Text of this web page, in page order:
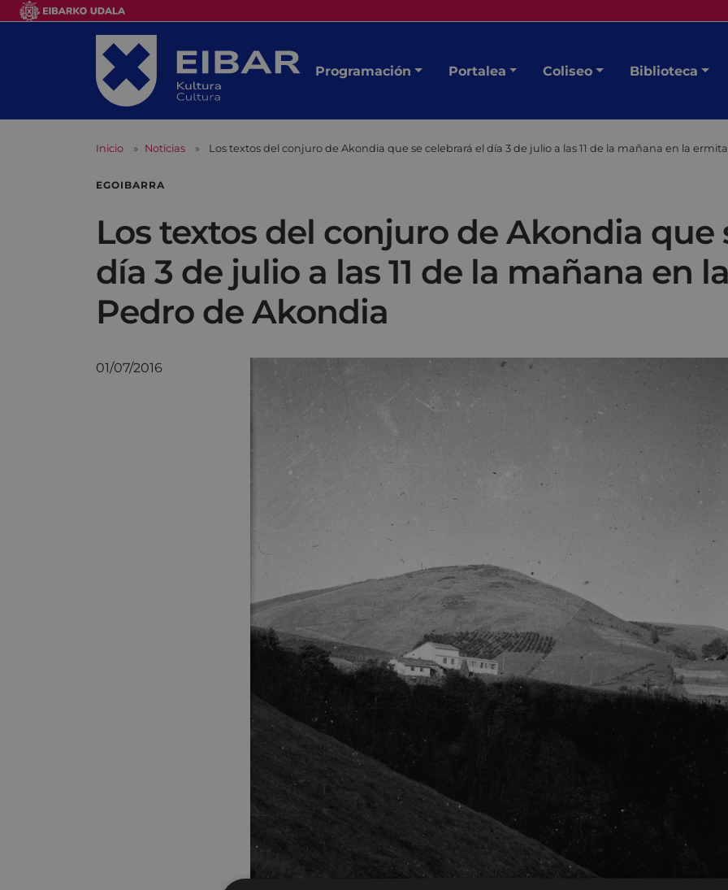
Programación Portalea Coliseo Biblioteca
Inicio Noticias Los textos del conjuro de Akondia que se celebrará el día 3 de julio a las 11 de la mañana en la
EGOIBARRA
Los textos del conjuro de Akondia que
día 3 de julio a las 11 de la mañana en
Pedro de Akondia
01/07/2016